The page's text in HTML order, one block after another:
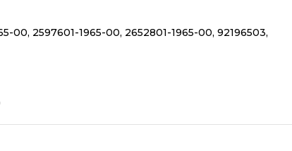
00, 2597601-1965-00, 2652801-1965-00, 92196503,